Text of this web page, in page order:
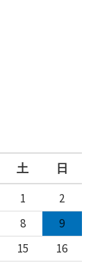
土
日
1
2
8
9
15
16